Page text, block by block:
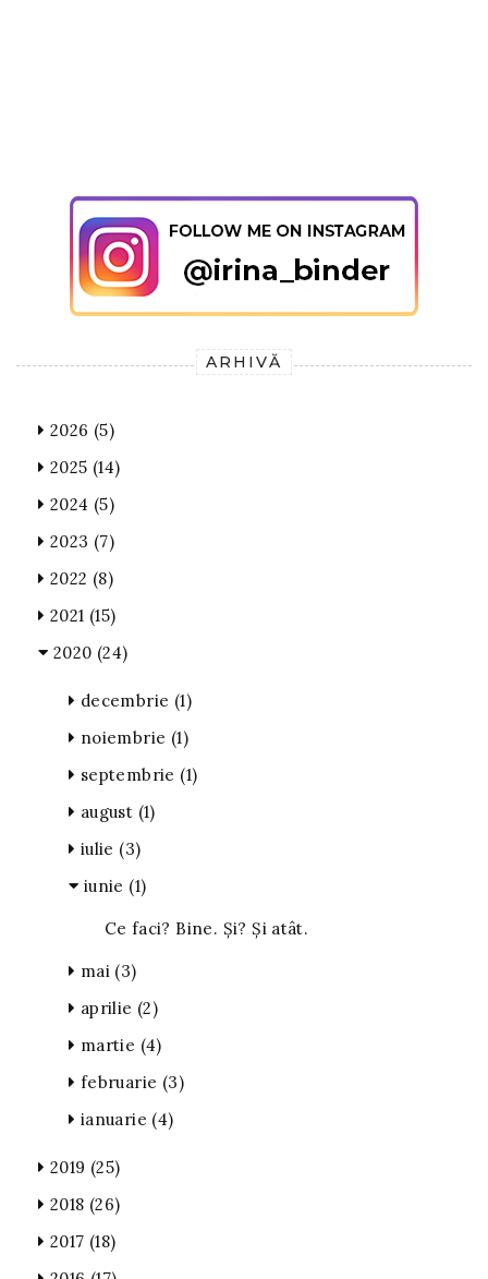
ARHIVĂ
2026 (5)
2025 (14)
2024 (5)
2023 (7)
2022 (8)
2021 (15)
2020 (24)
decembrie (1)
noiembrie (1)
septembrie (1)
august (1)
iulie (3)
iunie (1)
Ce faci? Bine. Și? Și atât.
mai (3)
aprilie (2)
martie (4)
februarie (3)
ianuarie (4)
2019 (25)
2018 (26)
2017 (18)